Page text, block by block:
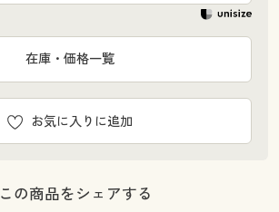
お気に入りに追加
在庫・価格一覧
この商品をシェアする